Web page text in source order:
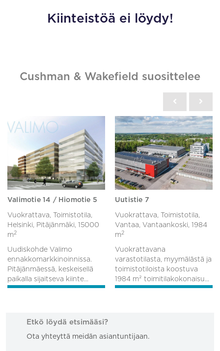
Kiinteistöä ei löydy!
Cushman & Wakefield suosittelee
Valimotie 14 / Hiomotie 5
Vuokrattava, Toimistotila,
Helsinki, Pitäjänmäki, 15000
m 2
Uudiskohde Valimo
ennakkomarkkinoinnissa.
Pitäjänmäessä, keskeisellä
paikalla sijaitseva kiinte...
Uutistie 7
Vuokrattava, Toimistotila,
Vantaa, Vantaankoski, 1984
m 2
Vuokrattavana
varastotilasta, myymälästä ja
toimistotiloista koostuva
1984 m² toimitilakokonaisu...
Etkö löydä etsimääsi?
Ota yhteyttä meidän asiantuntijaan.